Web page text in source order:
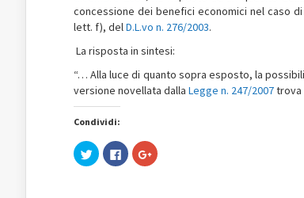
concessione dei benefici economici nel caso
lett. f), delD.L.vo n. 276/2003.
La risposta in sintesi:
“… Alla luce di quanto sopra esposto, la
versione novellata dalla Legge n. 247/2007trova
Condividi:
Fai
clic
Fai
clic
Fai
clic